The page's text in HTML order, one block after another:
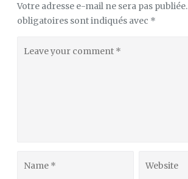
Votre adresse e-mail ne sera pas publiée.
obligatoires sont indiqués avec *
your